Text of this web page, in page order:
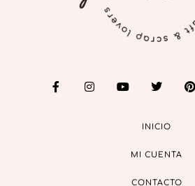
INICIO
MI CUENTA
CONTACTO